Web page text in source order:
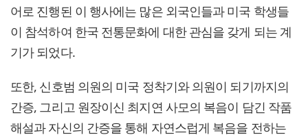
어로 진행된 이 행사에는 많은 외국인들과 미국 학생들
이 참석하여 한국 전통문화에 대한 관심을 갖게 되는 계
기가 되었다.
또한, 신호범 의원의 미국 정착기와 의원이 되기까지의
간증, 그리고 원장이신 최지연 사모의 복음이 담긴 작품
해설과 자신의 간증을 통해 자연스럽게 복음을 전하는